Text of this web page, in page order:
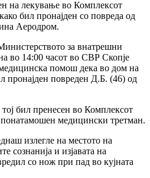
на лекување во Комплексот
бил пронајден со повреда од
Аеродром.
за внатрешни
во 14:00 часот во СВР Скопје
помош дека во дом на
пронајден повреден Д.Б. (46) од
бил пренесен во Комплексот
понатамошен медицински третман.
излегле на местото на
сознанија и изјавата на
со нож при пад во кујната